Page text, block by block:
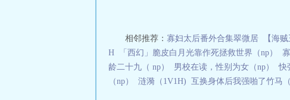
相邻推荐： 寡妇太后番外合集翠微居 【海
H
「西幻」脆皮白月光靠作死拯救世界（np）
龄二十九（ np）
男校在读，性别为女（np） 快
（np）
涟漪（1V1H) 互换身体后我强啪了竹马